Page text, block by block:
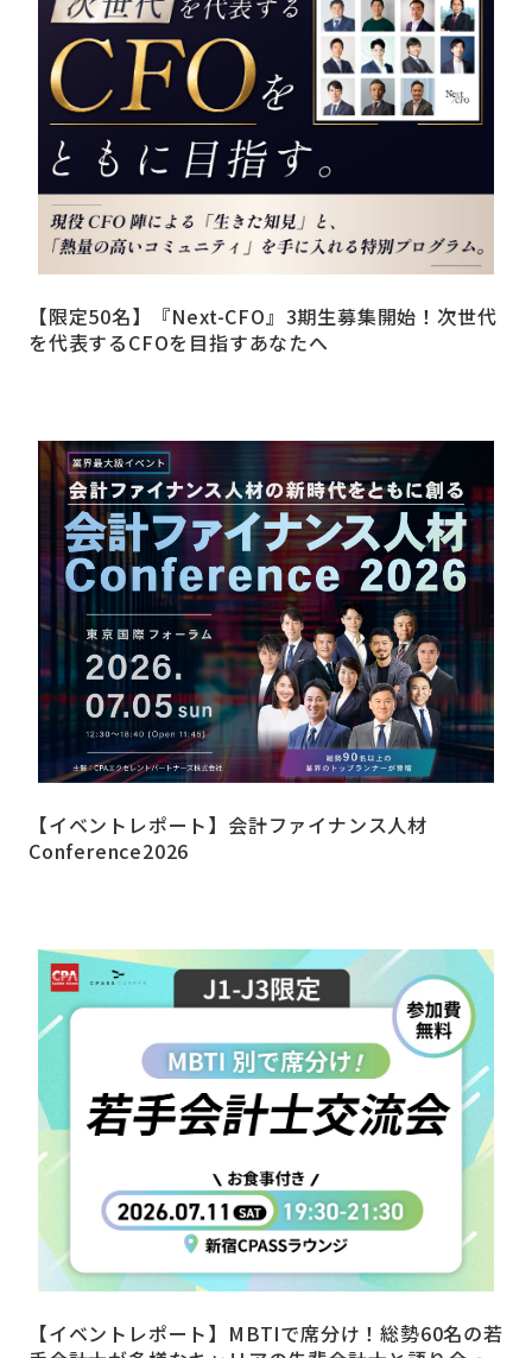
【限定50名】『Next-CFO』3期生募集開始！次世代
を代表するCFOを目指すあなたへ
【イベントレポート】会計ファイナンス人材
Conference2026
【イベントレポート】MBTIで席分け！総勢60名の若